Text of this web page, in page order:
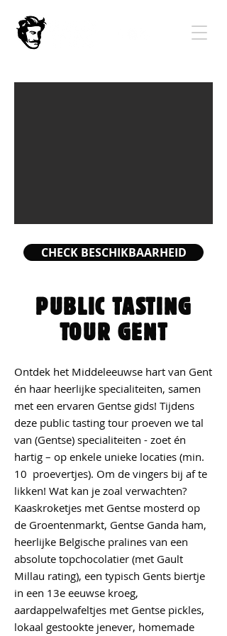
CHECK BESCHIKBAARHEID
PUBLIC TASTING
TOUR GENT
Ontdek het Middeleeuwse hart van Gent
én haar heerlijke specialiteiten, samen
met een ervaren Gentse gids! Tijdens
deze public tasting tour proeven we tal
van (Gentse) specialiteiten - zoet én
hartig – op enkele unieke locaties (min.
10 proevertjes). Om de vingers bij af te
likken! Wat kan je zoal verwachten?
Kaaskroketjes met Gentse mosterd op
de Groentenmarkt, Gentse Ganda ham,
heerlijke Belgische pralines van een
absolute topchocolatier (met Gault
Millau rating), een typisch Gents biertje
in een 13e eeuwse kroeg,
aardappelwafeltjes met Gentse pickles,
lokaal gestookte jenever, homemade